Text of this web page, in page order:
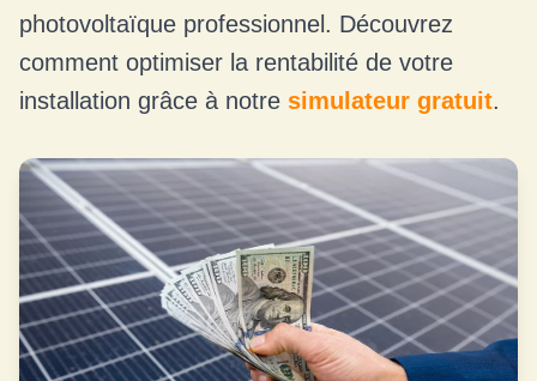
photovoltaïque professionnel. Découvrez
comment optimiser la rentabilité de votre
installation grâce à notre simulateur gratuit.